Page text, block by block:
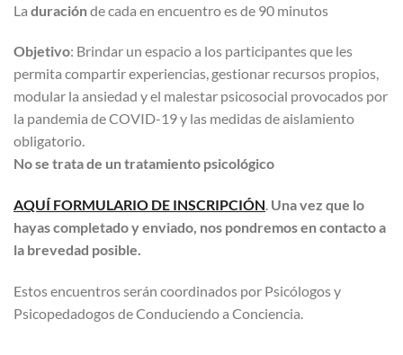
La duraciónde cada en encuentro es de 90 minutos
Objetivo: Brindar un espacio a los participantes que les
permita compartir experiencias, gestionar recursos propios,
modular la ansiedad y el malestar psicosocial provocados por
la pandemia de COVID-19 y las medidas de aislamiento
obligatorio.
No se trata de un tratamiento psicológico
AQUÍ FORMULARIO DE INSCRIPCIÓN. Una vez que lo
hayas completado y enviado, nos pondremos en contacto a
la brevedad posible.
Estos encuentros serán coordinados por Psicólogos y
Psicopedadogos de Conduciendo a Conciencia.